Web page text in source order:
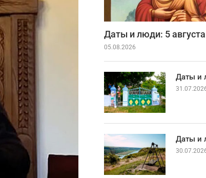
Даты и люди: 5 августа
05.08.2026
Даты и
Даты и